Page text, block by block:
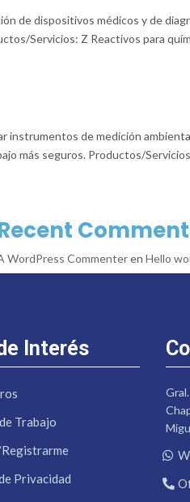
de dispositivos médicos y de
Servicios: Z Reactivos para
instrumentos de medición
más seguros. Productos/
WordPress Commenteren Hello
Interés
Trabajo
Privacidad